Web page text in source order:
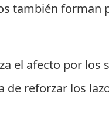
también forman
el afecto por los
de reforzar los